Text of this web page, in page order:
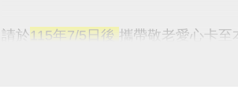
請於115年7/5日後攜帶敬老愛心卡至